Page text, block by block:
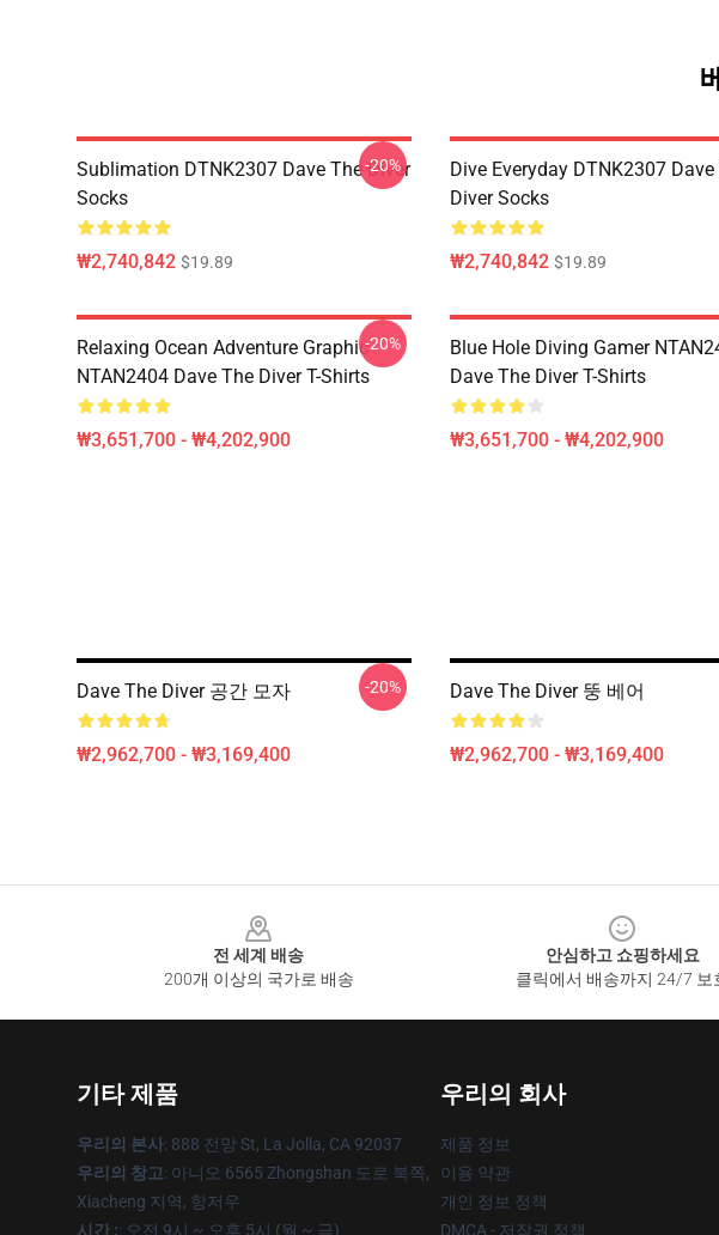
Sublimation DTNK2307 Dave The Diver
Socks
₩2,740,842 $19.89
-20%
Dive Everyday DTNK2307 Dave
Diver Socks
₩2,740,842 $19.89
Relaxing Ocean Adventure Graphic
NTAN2404 Dave The Diver T-Shirts
₩3,651,700 - ₩4,202,900
-20%
Blue Hole Diving Gamer
Dave The Diver T-Shirts
₩3,651,700 - ₩4,202,900
Dave The Diver 공간 모자
₩2,962,700 - ₩3,169,400
-20% Dave The Diver 뚱 베어
₩2,962,700 - ₩3,169,400
전 세계 배송
200개 이상의 국가로 배송
안심하고 쇼핑하세요
클릭에서 배송까지 24/7 보
기타 제품
우리의 본사: 888 전망 St, La Jolla, CA 92037
우리의 창고: 아니오 6565 Zhongshan 도로 북쪽,
Xiacheng 지역, 항저우
시간 :: 오전 9시 ~ 오후 5시 (월 ~ 금)
우리의 회사
제품 정보
이용 약관
개인 정보 정책
DMCA - 저작권 정책